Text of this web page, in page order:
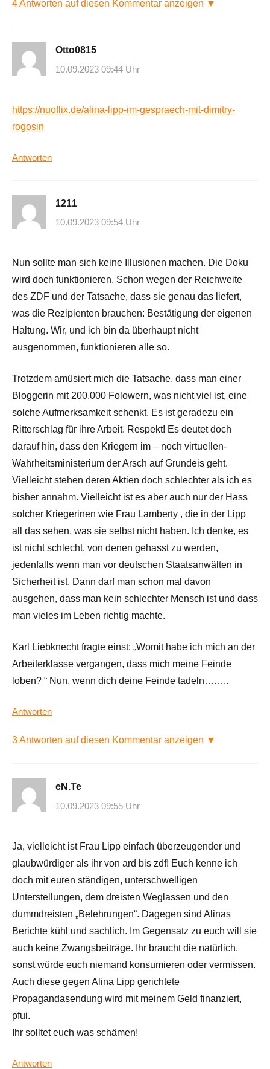
4 Antworten auf diesen Kommentar anzeigen ▼
Otto0815
10.09.2023 09:44 Uhr
https://nuoflix.de/alina-lipp-im-gespraech-mit-dimitry-
rogosin
Antworten
1211
10.09.2023 09:54 Uhr
Nun sollte man sich keine Illusionen machen. Die Doku
wird doch funktionieren. Schon wegen der Reichweite
des ZDF und der Tatsache, dass sie genau das liefert,
was die Rezipienten brauchen: Bestätigung der eigenen
Haltung. Wir, und ich bin da überhaupt nicht
ausgenommen, funktionieren alle so.
Trotzdem amüsiert mich die Tatsache, dass man einer
Bloggerin mit 200.000 Folowern, was nicht viel ist, eine
solche Aufmerksamkeit schenkt. Es ist geradezu ein
Ritterschlag für ihre Arbeit. Respekt! Es deutet doch
darauf hin, dass den Kriegern im – noch virtuellen-
Wahrheitsministerium der Arsch auf Grundeis geht.
Vielleicht stehen deren Aktien doch schlechter als ich es
bisher annahm. Vielleicht ist es aber auch nur der Hass
solcher Kriegerinen wie Frau Lamberty , die in der Lipp
all das sehen, was sie selbst nicht haben. Ich denke, es
ist nicht schlecht, von denen gehasst zu werden,
jedenfalls wenn man vor deutschen Staatsanwälten in
Sicherheit ist. Dann darf man schon mal davon
ausgehen, dass man kein schlechter Mensch ist und dass
man vieles im Leben richtig machte.
Karl Liebknecht fragte einst: „Womit habe ich mich an der
Arbeiterklasse vergangen, dass mich meine Feinde
loben? “ Nun, wenn dich deine Feinde tadeln……..
Antworten
3 Antworten auf diesen Kommentar anzeigen ▼
eN.Te
10.09.2023 09:55 Uhr
Ja, vielleicht ist Frau Lipp einfach überzeugender und
glaubwürdiger als ihr von ard bis zdf! Euch kenne ich
doch mit euren ständigen, unterschwelligen
Unterstellungen, dem dreisten Weglassen und den
dummdreisten „Belehrungen“. Dagegen sind Alinas
Berichte kühl und sachlich. Im Gegensatz zu euch will sie
auch keine Zwangsbeiträge. Ihr braucht die natürlich,
sonst würde euch niemand konsumieren oder vermissen.
Auch diese gegen Alina Lipp gerichtete
Propagandasendung wird mit meinem Geld finanziert,
pfui.
Ihr solltet euch was schämen!
Antworten